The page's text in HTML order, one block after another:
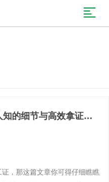
的细节与高效拿证秘
，那这篇文章你可得仔细瞧瞧